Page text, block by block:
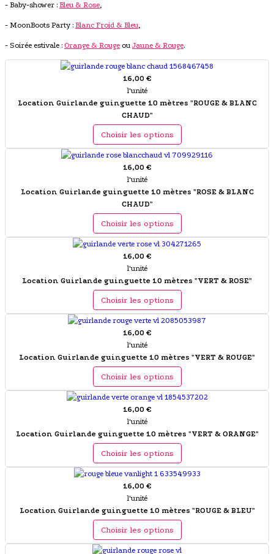
- Baby-shower : Bleu & Rose,
- MoonBoots Party : Blanc Froid & Bleu,
- Soirée estivale : Orange & Rouge ou Jaune & Rouge.
16,00 €
l'unité
Location Guirlande guinguette 10 mètres "ROUGE & BLANC
CHAUD"
Choisir les options
16,00 €
l'unité
Location Guirlande guinguette 10 mètres "ROSE & BLANC
CHAUD"
Choisir les options
16,00 €
l'unité
Location Guirlande guinguette 10 mètres "VERT & ROSE"
Choisir les options
16,00 €
l'unité
Location Guirlande guinguette 10 mètres "VERT & ROUGE"
Choisir les options
16,00 €
l'unité
Location Guirlande guinguette 10 mètres "VERT & ORANGE"
Choisir les options
16,00 €
l'unité
Location Guirlande guinguette 10 mètres "ROUGE & BLEU"
Choisir les options